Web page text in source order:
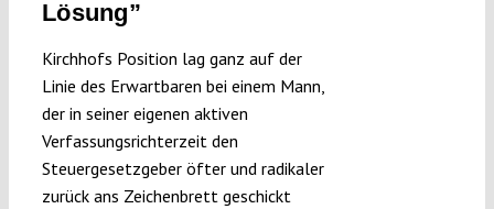
Lösung”
Kirchhofs Position lag ganz auf der
Linie des Erwartbaren bei einem Mann,
der in seiner eigenen aktiven
Verfassungsrichterzeit den
Steuergesetzgeber öfter und radikaler
zurück ans Zeichenbrett geschickt